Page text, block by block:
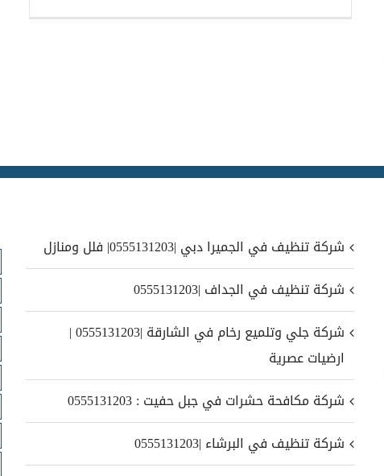
شركة تنظيف في الجميرا دبي |0555131203| فلل ومنازل
شركة تنظيف في الجداف |0555131203
شركة جلي وتلميع رخام في الشارقة |0555131203 |
ارضيات عصرية
شركة مكافحة حشرات في جبل حفيت : 0555131203
شركة تنظيف في البرشاء |0555131203